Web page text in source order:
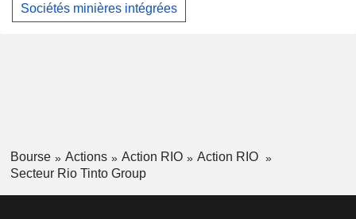
Sociétés minières intégrées
Bourse Actions Action RIO
Action RIO
Secteur Rio Tinto Group